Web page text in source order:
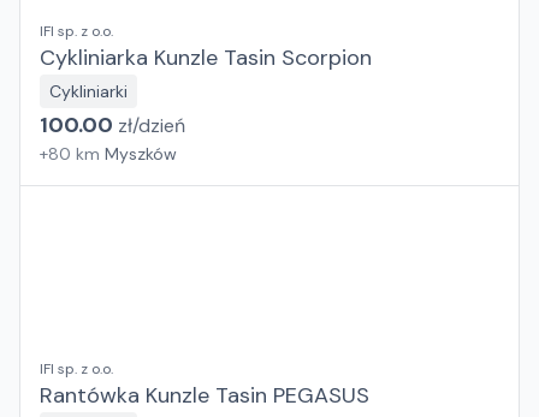
IFI sp. z o.o.
Cykliniarka Kunzle Tasin Scorpion
Cykliniarki
100.00 zł/dzień
+80 km Myszków
IFI sp. z o.o.
Rantówka Kunzle Tasin PEGASUS